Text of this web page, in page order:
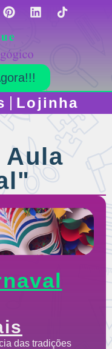
Lojinha
Aula
das tradições